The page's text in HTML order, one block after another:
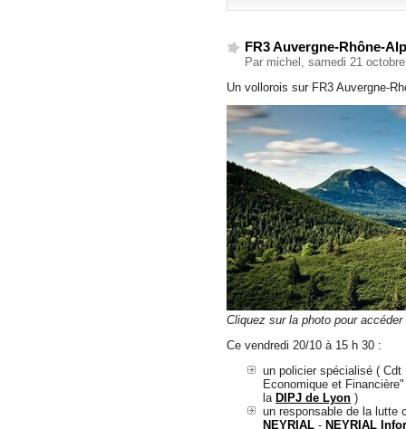
FR3 Auvergne-Rhône-
Par michel, samedi 21
Un vollorois sur FR3 Auvergne-
Cliquez sur la photo pour
Ce vendredi 20/10 à 15 h 30 :
un policier spécialisé (
Economique et
la DIPJ de Lyon )
un responsable de la lutte
NEYRIAL - NEYRIAL